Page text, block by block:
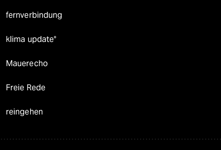
fernverbindung
klima update°
Mauerecho
Freie Rede
reingehen